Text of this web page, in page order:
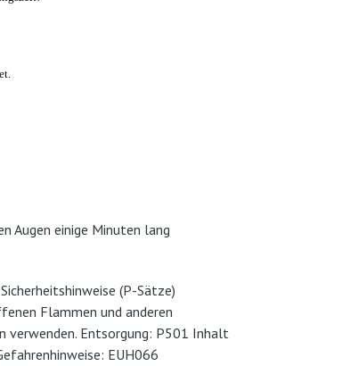
t.
Augen einige Minuten lang
(P-Sätze)
Flammen und anderen
verwenden. Entsorgung: P501 Inhalt
EUH066